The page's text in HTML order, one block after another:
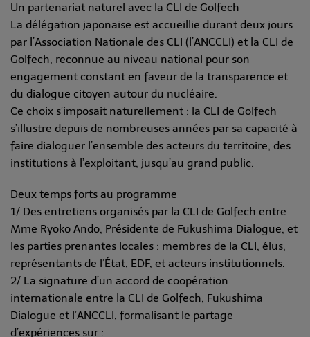
Un partenariat naturel avec la CLI de Golfech
La délégation japonaise est accueillie durant deux jours
par l’Association Nationale des CLI (l’ANCCLI) et la CLI de
Golfech, reconnue au niveau national pour son
engagement constant en faveur de la transparence et
du dialogue citoyen autour du nucléaire.
Ce choix s’imposait naturellement : la CLI de Golfech
s’illustre depuis de nombreuses années par sa capacité à
faire dialoguer l’ensemble des acteurs du territoire, des
institutions à l’exploitant, jusqu’au grand public.
Deux temps forts au programme
1/ Des entretiens organisés par la CLI de Golfech entre
Mme Ryoko Ando, Présidente de Fukushima Dialogue, et
les parties prenantes locales : membres de la CLI, élus,
représentants de l’État, EDF, et acteurs institutionnels.
2/ La signature d’un accord de coopération
internationale entre la CLI de Golfech, Fukushima
Dialogue et l’ANCCLI, formalisant le partage
d’expériences sur :